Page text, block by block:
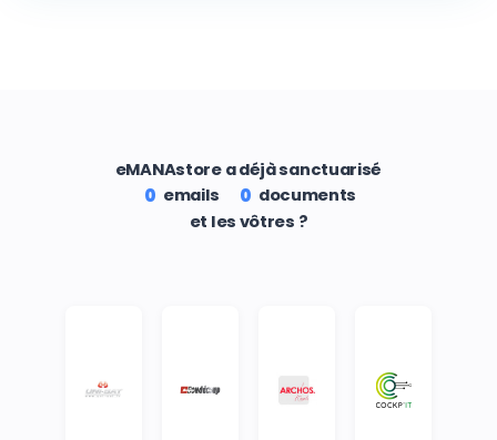
eMANAstore a déjà sanctuarisé
0 emails 0 documents
et les vôtres ?